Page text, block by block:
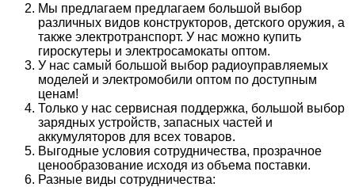
Мы предлагаем предлагаем большой выбор
различных видов конструкторов, детского оружия, а
также электротранспорт. У нас можно купить
гироскутеры и электросамокаты оптом.
У нас самый большой выбор радиоуправляемых
моделей и электромобили оптом по доступным
ценам!
Только у нас сервисная поддержка, большой выбор
зарядных устройств, запасных частей и
аккумуляторов для всех товаров.
Выгодные условия сотрудничества, прозрачное
ценообразование исходя из объема поставки.
Разные виды сотрудничества: